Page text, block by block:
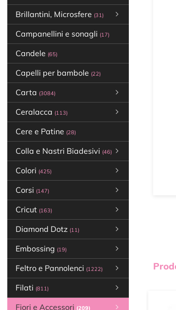
Brillantini, Microsfere (31)
Campanellini e sonagli (17)
Candele (65)
Capelli per bambole (22)
Carta (3084)
Ceralacca (113)
Cere e Patine (28)
Colla e Nastri Biadesivi (46)
Colori (425)
Corsi (147)
Cricut (163)
Diamond Dotz (11)
Embossing (19)
Feltro e Pannolenci (1222)
Filati (811)
Fiori e Accessori (209)